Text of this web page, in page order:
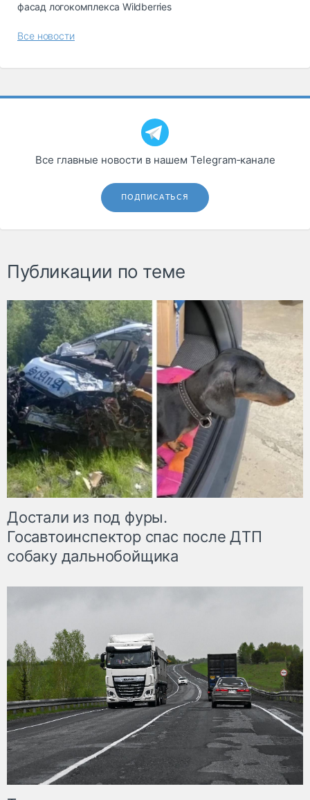
фасад логокомплекса Wildberries
Все новости
Все главные новости в нашем Telegram‑канале
ПОДПИСАТЬСЯ
Публикации по теме
Достали из под фуры.
Госавтоинспектор спас после ДТП
собаку дальнобойщика